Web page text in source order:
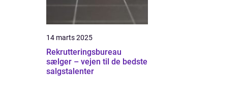
14 marts 2025
Rekrutteringsbureau
sælger – vejen til de bedste
salgstalenter